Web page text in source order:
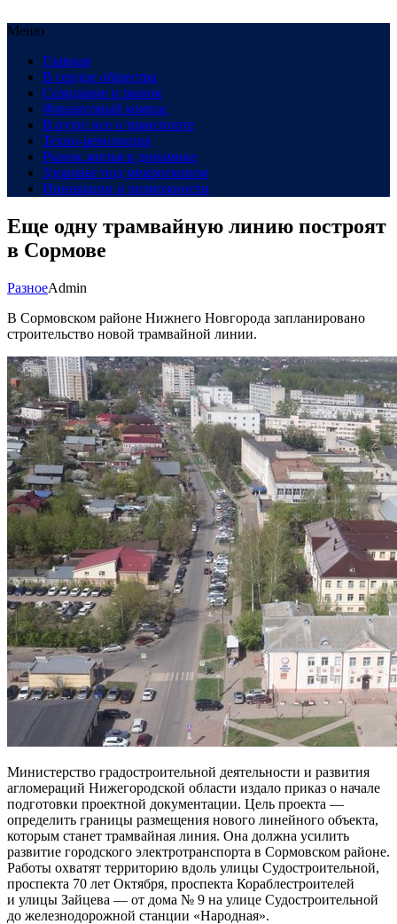
Меню
Главная
В сердце общества
Созидание и рынок
Финансовый компас
В пути: все о транспорте
Техно-революция
Рынок жилья в динамике
Здоровье под микроскопом
Инновации и возможности
Еще одну трамвайную линию построят
в Сормове
РазноеAdmin
В Сормовском районе Нижнего Новгорода запланировано
строительство новой трамвайной линии.
Министерство градостроительной деятельности и развития
агломераций Нижегородской области издало приказ о начале
подготовки проектной документации. Цель проекта —
определить границы размещения нового линейного объекта,
которым станет трамвайная линия. Она должна усилить
развитие городского электротранспорта в Сормовском районе.
Работы охватят территорию вдоль улицы Судостроительной,
проспекта 70 лет Октября, проспекта Кораблестроителей
и улицы Зайцева — от дома № 9 на улице Судостроительной
до железнодорожной станции «Народная».